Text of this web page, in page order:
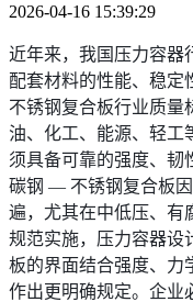
2026-04-16 15:39:29
近年来，我国压力容器
配套材料的性能、稳定
不锈钢复合板行业质量
油、化工、能源、轻工
须具备可靠的强度、韧
碳钢 — 不锈钢复合板
遍，尤其在中低压、有
规范实施，压力容器设
板的界面结合强度、力
作出更明确规定。企业